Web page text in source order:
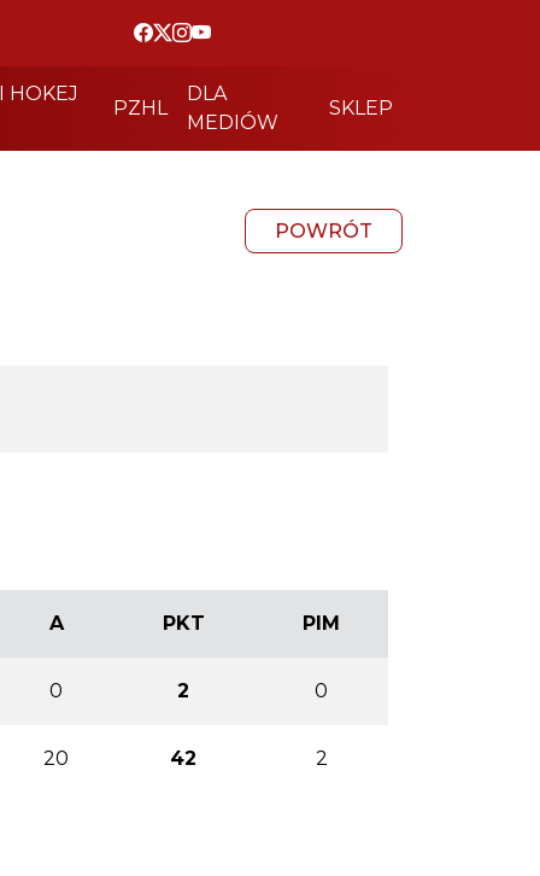
HOKEJ
PZHL
DLA
MEDIÓW
SKLEP
POWRÓT
A PKT PIM
0 2 0
20 42 2